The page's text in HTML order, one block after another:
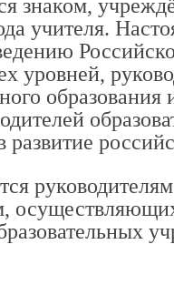
знаком,
учителя.
уровней,
образования